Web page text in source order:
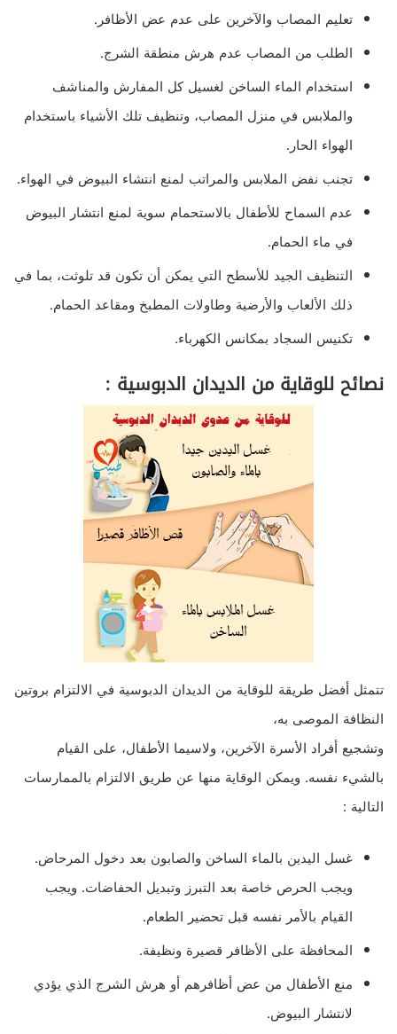
تعليم المصاب والآخرين على عدم عض الأظافر.
الطلب من المصاب عدم هرش منطقة الشرج.
استخدام الماء الساخن لغسيل كل المفارش والمناشف
والملابس في منزل المصاب، وتنظيف تلك الأشياء باستخدام
الهواء الحار.
تجنب نفض الملابس والمراتب لمنع انتشاء البيوض في الهواء.
عدم السماح للأطفال بالاستحمام سوية لمنع انتشار البيوض
في ماء الحمام.
التنظيف الجيد للأسطح التي يمكن أن تكون قد تلوثت، بما في
ذلك الألعاب والأرضية وطاولات المطبخ ومقاعد الحمام.
تكنيس السجاد بمكانس الكهرباء.
نصائح للوقاية من الديدان الدبوسية :
تتمثل أفضل طريقة للوقاية من الديدان الدبوسية في الالتزام بروتين
النظافة الموصى به،
وتشجيع أفراد الأسرة الآخرين، ولاسيما الأطفال، على القيام
بالشيء نفسه. ويمكن الوقاية منها عن طريق الالتزام بالممارسات
التالية :
غسل اليدين بالماء الساخن والصابون بعد دخول المرحاض.
ويجب الحرص خاصة بعد التبرز وتبديل الحفاضات. ويجب
القيام بالأمر نفسه قبل تحضير الطعام.
المحافظة على الأظافر قصيرة ونظيفة.
منع الأطفال من عض أظافرهم أو هرش الشرج الذي يؤدي
لانتشار البيوض.